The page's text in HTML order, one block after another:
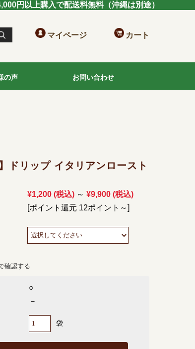
円以上購入で配送料無料（沖縄は別途）
マイページ カート
の声 お問い合わせ
ドリップ イタリアンロースト
¥1,200 (税込) ～ ¥9,900 (税込)
[ポイント還元 12ポイント～]
確認する
○
－
袋